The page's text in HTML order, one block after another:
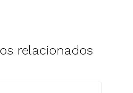
relacionados